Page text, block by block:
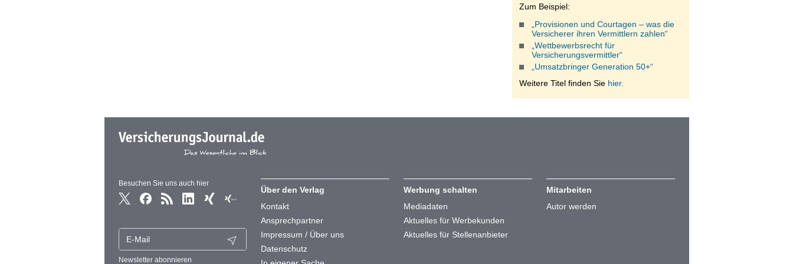
Zum Beispiel:
„Provisionen und Courtagen – was die
Versicherer ihren Vermittlern zahlen“
„Wettbewerbsrecht für
Versicherungsvermittler“
„Umsatzbringer Generation 50+“
Weitere Titel finden Sie hier.
Besuchen Sie uns auch hier
Newsletter abonnieren
Über den Verlag
Kontakt
Ansprechpartner
Impressum / Über uns
Datenschutz
Werbung schalten
Mediadaten
Aktuelles für Werbekunden
Aktuelles für Stellenanbieter
Mitarbeiten
Autor werden